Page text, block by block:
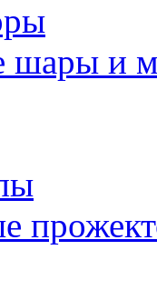
шары и